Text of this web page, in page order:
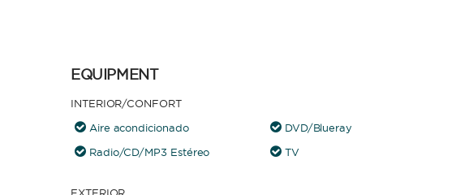
EQUIPMENT
INTERIOR/CONFORT
Aire acondicionado
DVD/Blueray
Radio/CD/MP3 Estéreo
TV